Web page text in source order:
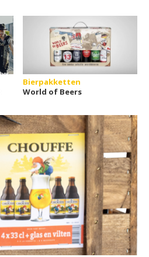
Bierpakketten
World of Beers